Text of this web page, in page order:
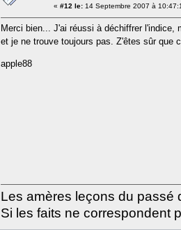
« #12 le: 14 Septembre 2007 à
Merci bien... J'ai réussi à déchiffrer l'indice,
et je ne trouve toujours pas. Z'êtes sûr que
apple88
Les amères leçons du passé
Si les faits ne correspondent